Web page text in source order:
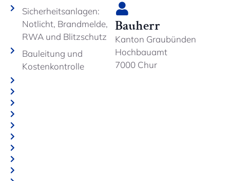
Sicherheitsanlagen:
Notlicht, Brandmelde,
RWA und Blitzschutz
Bauleitung und
Kostenkontrolle
Bauherr
Kanton Graubünden
Hochbauamt
7000 Chur